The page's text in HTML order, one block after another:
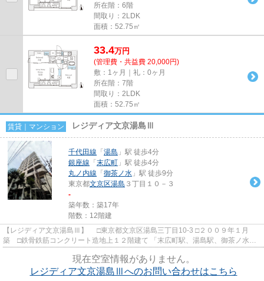
所在階：6階
間取り：2LDK
面積：52.75㎡
33.4万円
(管理費・共益費 20,000円)
敷：1ヶ月｜礼：0ヶ月
所在階：7階
間取り：2LDK
面積：52.75㎡
賃貸｜マンション レジディア文京湯島Ⅲ
千代田線 「 湯島 」駅 徒歩4分
銀座線 「 末広町 」駅 徒歩4分
丸ノ内線 「 御茶ノ水 」駅 徒歩9分
東京都文京区湯島 ３丁目１０－３
-
築年数：築17年
階数：12階建
【レジディア文京湯島Ⅲ】 □東京都文京区湯島三丁目10-3 □２００９年１月
築 □鉄骨鉄筋コンクリート造地上１２階建て 「末広町駅、湯島駅、御茶ノ水
現在空室情報がありません。
レジディア文京湯島Ⅲへのお問い合わせはこちら